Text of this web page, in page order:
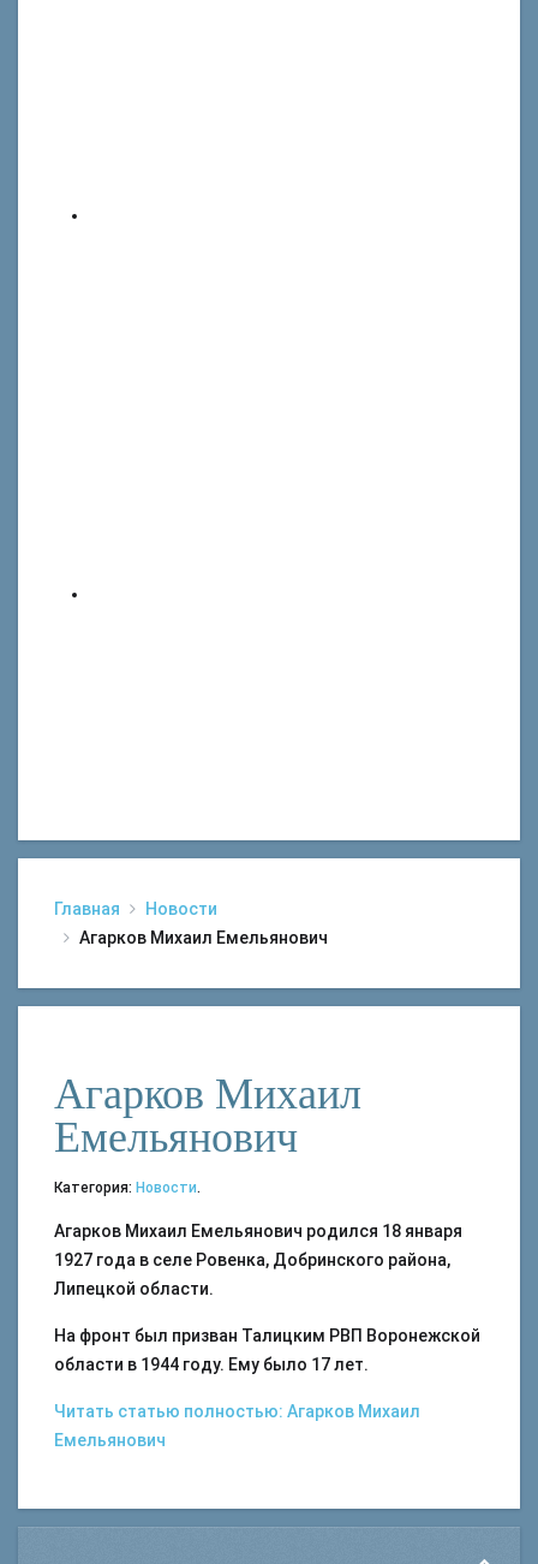
Главная
Новости
Агарков Михаил Емельянович
Агарков Михаил
Емельянович
Категория: Новости.
Агарков Михаил Емельянович родился 18 января
1927 года в селе Ровенка, Добринского района,
Липецкой области.
На фронт был призван Талицким РВП Воронежской
области в 1944 году. Ему было 17 лет.
Читать статью полностью: Агарков Михаил
Емельянович